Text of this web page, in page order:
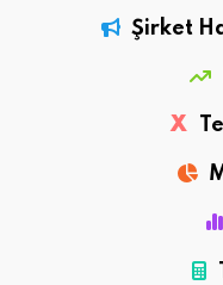
Şirket
X